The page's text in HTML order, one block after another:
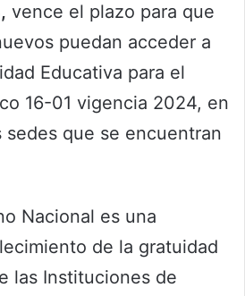
vence el plazo para que
puedan acceder a
Educativa para el
16-01 vigencia 2024, en
sedes que se encuentran
Nacional es una
de la gratuidad
las Instituciones de